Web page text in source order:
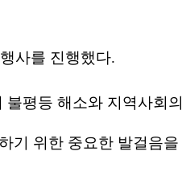
사를 진행했다.
불평등 해소와 지역사회의
기 위한 중요한 발걸음을